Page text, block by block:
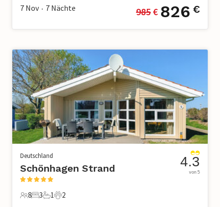
7 Nov • 7 Nächte 985 € 826 €
Deutschland
Schönhagen Strand
8 Gäste
8
3 Schlafzimmer
3
1 Badezimmer
1
2 Haustiere
2
4.3
von 5